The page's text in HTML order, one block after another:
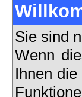
Sie sind
Wenn
Ihnen